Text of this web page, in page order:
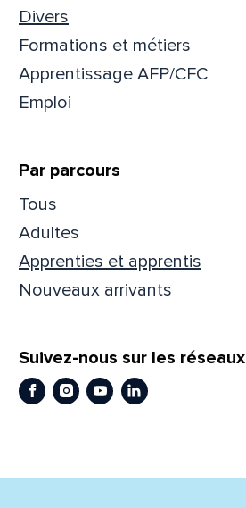
Divers
Formations et métiers
Apprentissage AFP/CFC
Emploi
Par parcours
Tous
Adultes
Apprenties et apprentis
Nouveaux arrivants
Suivez-nous sur les réseaux
Facebook
Instagram
YoutubeLinkedIn